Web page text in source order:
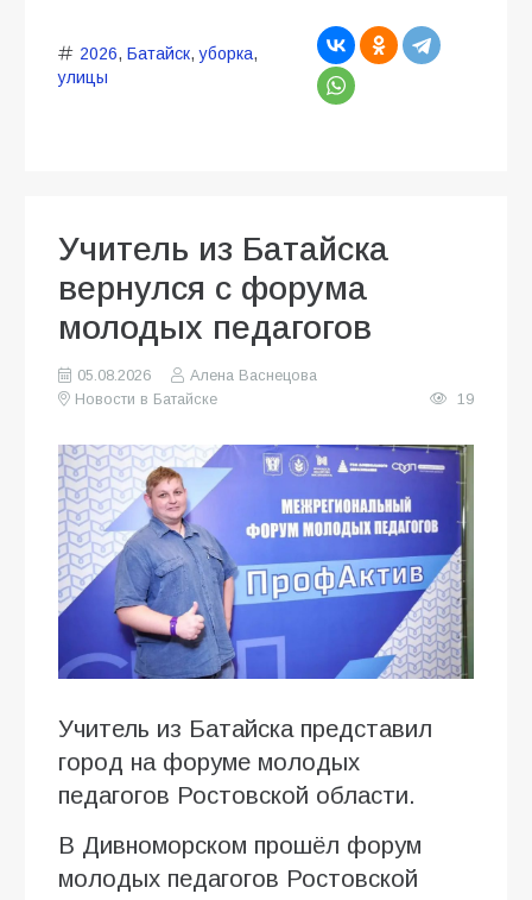
2026, Батайск,уборка,
улицы
Учитель из Батайска
вернулся с форума
молодых педагогов
05.08.2026
Алена Васнецова
Новости в Батайске
19
Учитель из Батайска представил
город на форуме молодых
педагогов Ростовской области.
В Дивноморском прошёл форум
молодых педагогов Ростовской